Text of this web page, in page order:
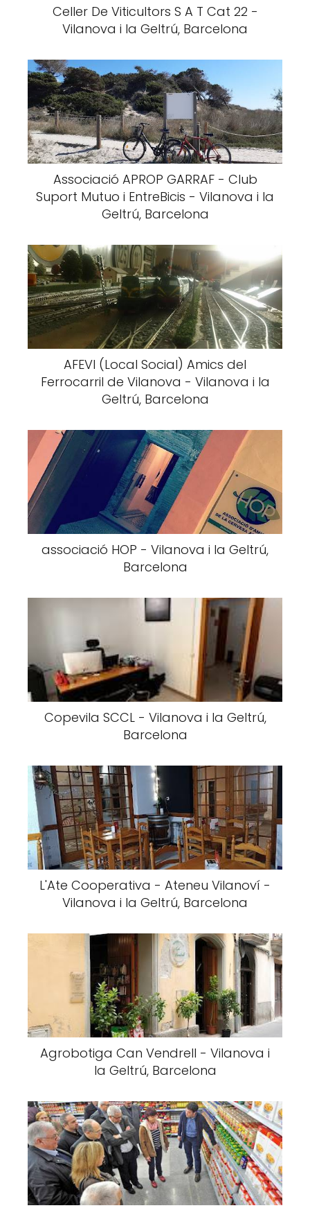
Celler De Viticultors S A T Cat 22 -
Vilanova i la Geltrú, Barcelona
Associació APROP GARRAF - Club
Suport Mutuo i EntreBicis - Vilanova i la
Geltrú, Barcelona
AFEVI (Local Social) Amics del
Ferrocarril de Vilanova - Vilanova i la
Geltrú, Barcelona
associació HOP - Vilanova i la Geltrú,
Barcelona
Copevila SCCL - Vilanova i la Geltrú,
Barcelona
L'Ate Cooperativa - Ateneu Vilanoví -
Vilanova i la Geltrú, Barcelona
Agrobotiga Can Vendrell - Vilanova i
la Geltrú, Barcelona